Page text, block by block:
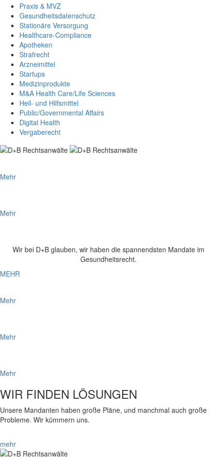
Praxis & MVZ
Gesundheitsdatenschutz
Stationäre Versorgung
Healthcare-Compliance
Apotheken
Strafrecht
Arzneimittel
Startups
Medizinprodukte
M&A Health Care/Life Sciences
Heil- und Hilfsmittel
Public/Governmental Affairs
Digital Health
Vergaberecht
Mehr
Mehr
Wir bei D+B glauben, wir haben die spannendsten Mandate im
Gesundheitsrecht.
MEHR
Mehr
Mehr
Mehr
WIR FINDEN LÖSUNGEN
Unsere Mandanten haben große Pläne, und manchmal auch große
Probleme. Wir kümmern uns.
mehr